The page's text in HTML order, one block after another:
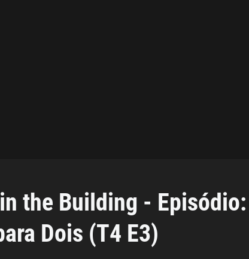
the Building - Episódio:
Dois (T4 E3)